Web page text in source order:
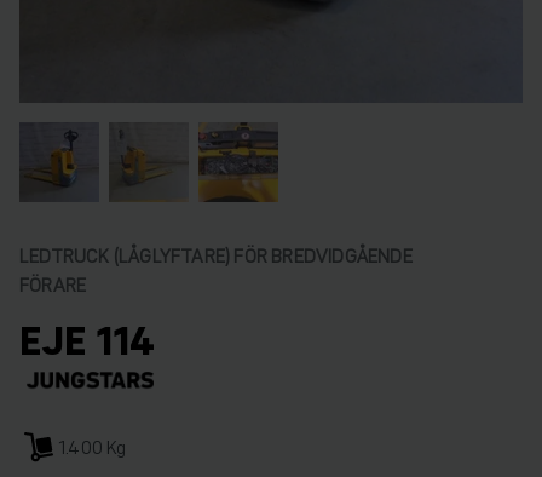
LEDTRUCK (LÅGLYFTARE) FÖR BREDVIDGÅENDE
FÖRARE
EJE 114
1.400 Kg